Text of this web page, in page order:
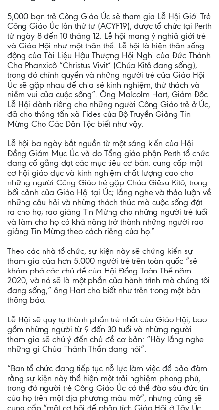
5,000 bạn trẻ Công Giáo Úc sẽ tham gia Lễ Hội Giới Trẻ
Công Giáo Úc lần thứ tư (ACYF19), được tổ chức tại Perth
từ ngày 8 đến 10 tháng 12. Lễ hội mang ý nghiã giới trẻ
và Giáo Hội như một thân thể. Lễ hội là hiện thân sống
động của Tài Liệu Hậu Thượng Hội Nghị của Đức Thánh
Cha Phanxicô “Christus Vivit” (Chúa Kitô đang sống),
trong đó chính quyền và những người trẻ của Giáo Hội
Úc sẽ gặp nhau để chia sẻ kinh nghiệm, thử thách và
niềm vui của cuộc sống”. Ông Malcolm Hart, Giám Đốc
Lễ Hội dành riêng cho những người Công Giáo trẻ ở Úc,
đã cho thông tấn xã Fides của Bộ Truyền Giảng Tin
Mừng Cho Các Dân Tộc biết như vậy.
Lễ hội ba ngày bắt nguồn từ một sáng kiến của Hội
Đồng Giám Mục Úc và do Tổng giáo phận Perth tổ chức
đang cố gắng đạt các mục tiêu cơ bản: cung cấp một
cơ hội giáo dục và kinh nghiệm chất lượng cao cho
những người Công Giáo trẻ gặp Chúa Giêsu Kitô, trong
bối cảnh của Giáo Hội tại Úc; lắng nghe và thảo luận về
những câu hỏi và những thách thức mà cuộc sống đặt
ra cho họ; rao giảng Tin Mừng cho những người trẻ tuổi
và làm cho họ có khả năng trở thành những người rao
giảng Tin Mừng theo cách riêng của họ.”
Theo các nhà tổ chức, sự kiện này sẽ chứng kiến sự
tham gia của hơn 5.000 người trẻ trên toàn quốc “sẽ
khám phá các chủ đề của Hội Đồng Toàn Thể năm
2020, và nó sẽ là một phần của hành trình mà chúng tôi
đang sống,” ông Hart cho biết như trên trong một bản
thông báo.
Lễ Hội sẽ quy tụ thành phần trẻ nhất của Giáo Hội, bao
gồm những người từ 9 đến 30 tuổi và những người
tham gia sẽ chú ý đến chủ đề cơ bản: “Hãy lắng nghe
những gì Chúa Thánh Thần đang nói”.
“Ban tổ chức đang tiếp tục nỗ lực làm việc để bảo đảm
rằng sự kiện này thể hiện một trải nghiệm phong phú,
trong đó người trẻ Công Giáo Úc có thể đào sâu đức tin
của họ trên một địa phương màu mỡ”, nhưng cũng sẽ
cung cấp “một cơ hội để phân tích Giáo Hội ở Tây Úc